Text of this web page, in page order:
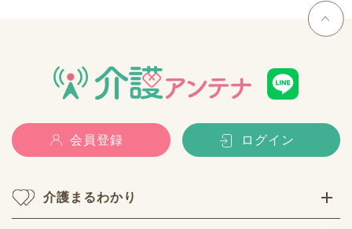
会員登録 ログイン
介護まるわかり